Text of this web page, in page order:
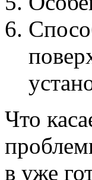
Что
в уже